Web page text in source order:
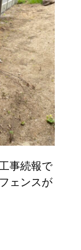
事続報で
ェンスが